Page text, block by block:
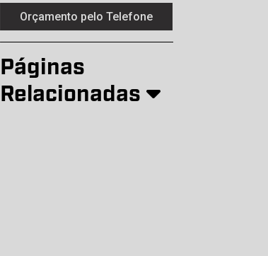
Orçamento pelo Telefone
Páginas
Relacionadas